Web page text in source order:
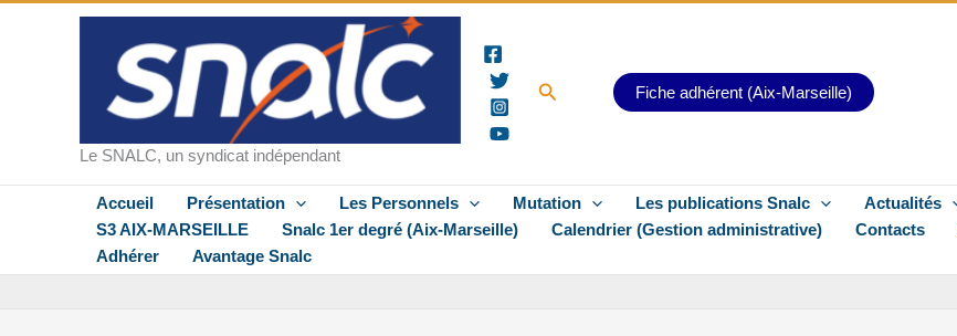
Le SNALC, un syndicat indépendant
RechercherFiche adhérent (Aix-Marseille)
Accueil Présentation Les Personnels Mutation Les publications Snalc Actualités
S3 AIX-MARSEILLE
Snalc 1er degré (Aix-Marseille) Calendrier (Gestion administrative) Contacts
Adhérer
Avantage Snalc